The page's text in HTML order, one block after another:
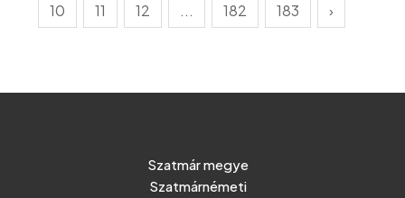
10 11 12 ... 182 183 ›
Szatmár megye
Szatmárnémeti